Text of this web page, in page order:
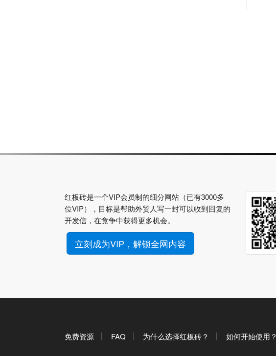
红板砖是一个VIP会员制的细分网站（已有3000多
位VIP），目标是帮助外贸人写一封可以收到回复的
开发信，在竞争中获得更多机会。
立刻成为VIP，解锁全网内容
免费资源 FAQ 为什么选择红板砖？ 如何开始使用？